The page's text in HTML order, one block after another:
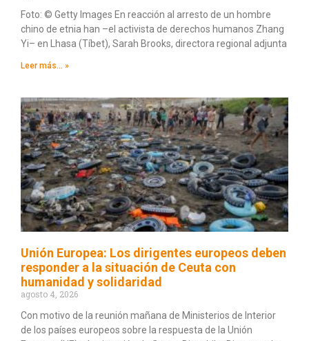
Foto: © Getty Images En reacción al arresto de un hombre
chino de etnia han –el activista de derechos humanos Zhang
Yi– en Lhasa (Tíbet), Sarah Brooks, directora regional adjunta
Leer más... »
Unión Europea: Los dirigentes europeos deben
responder a la situación de Ceuta con
humanidad y solidaridad
agosto 4, 2026
Con motivo de la reunión mañana de Ministerios de Interior
de los países europeos sobre la respuesta de la Unión